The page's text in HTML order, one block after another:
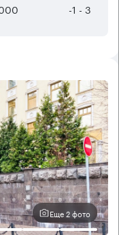
-1 - 3
Еще 2 фото